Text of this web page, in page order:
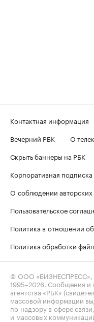
Контактная информация
Вечерний РБК
О
Скрыть баннеры на РБК
Корпоративная подписка
О соблюдении авторских
Пользовательское
Политика в отношении
Политика обработки
© ООО «БИЗНЕСПРЕСС»,
1995–2026 . Сообщения
агентства «РБК»
массовой информации
по надзору в сфере
и массовых